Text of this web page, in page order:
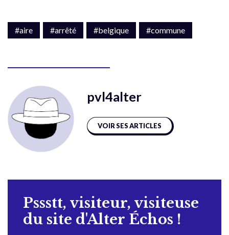
#aire #arrêté #belgique #commune
pvl4alter
VOIR SES ARTICLES
Pssstt, visiteur, visiteuse
du site d'Alter Échos !